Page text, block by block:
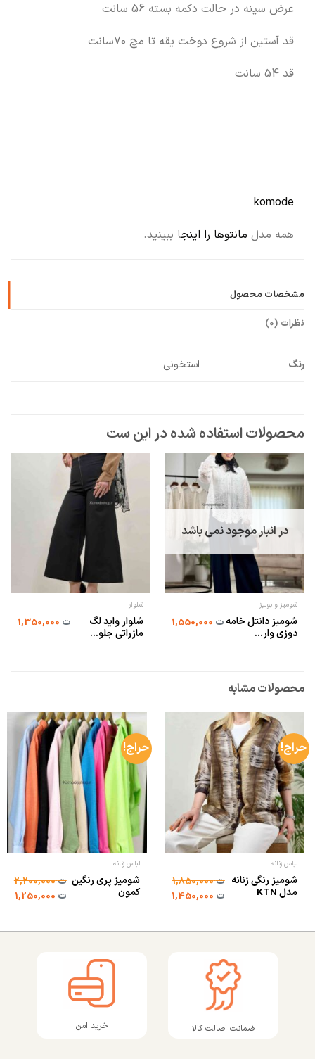
عرض سینه در حالت دکمه بسته 56 سانت
قد آستین از شروع دوخت یقه تا مچ 70سانت
قد 54 سانت
komode
همه مدل مانتوها را اینجا ببینید.
مشخصات محصول
نظرات (0)
رنگ استخونی
در انبار موجود نمی باشد
شومیز و بولیز
شومیز دانتل خامه
دوزی وار...
ت1,550,000
شلوار
شلوار واید لگ
مازراتی جلو...
ت1,350,000
محصولات مشابه
حراج!
لباس زنانه
شومیز رنگی زنانه
مدل KTN
ت1,850,000
ت1,450,000
حراج!
لباس زنانه
شومیز پری رنگین
کمون
ت2,200,000
ت1,250,000
ضمانت اصالت کالا خرید امن